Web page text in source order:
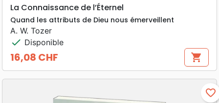
La Connaissance de l’Éternel
Quand les attributs de Dieu nous émerveillent
A. W. Tozer
check Disponible
Prix
16,08 CHF shopping_cart
favorite_border